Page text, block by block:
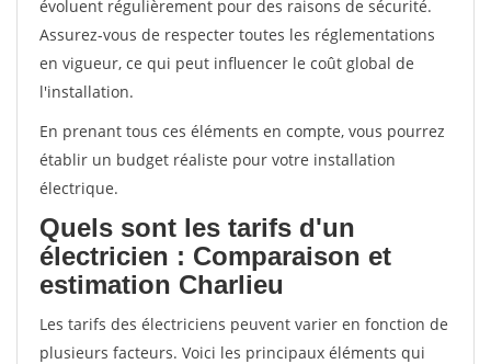
évoluent régulièrement pour des raisons de sécurité.
Assurez-vous de respecter toutes les réglementations
en vigueur, ce qui peut influencer le coût global de
l'installation.
En prenant tous ces éléments en compte, vous pourrez
établir un budget réaliste pour votre installation
électrique.
Quels sont les tarifs d'un
électricien : Comparaison et
estimation Charlieu
Les tarifs des électriciens peuvent varier en fonction de
plusieurs facteurs. Voici les principaux éléments qui